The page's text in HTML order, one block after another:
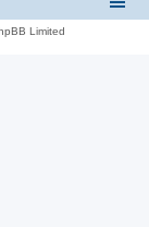
Limited